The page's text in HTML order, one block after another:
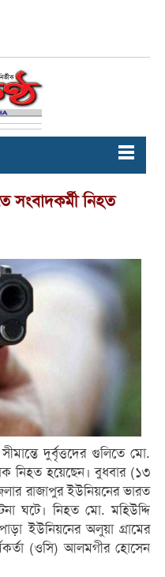
সংবাদকর্মী নিহত
দুর্বৃত্তদের গুলিতে মো.
নিহত হয়েছেন। বুধবার (১৩
রাজাপুর ইউনিয়নের ভারত
ঘটে। নিহত মো. মহিউদ্দি
ইউনিয়নের অলুয়া গ্রামের
(ওসি) আলমগীর হোসেন